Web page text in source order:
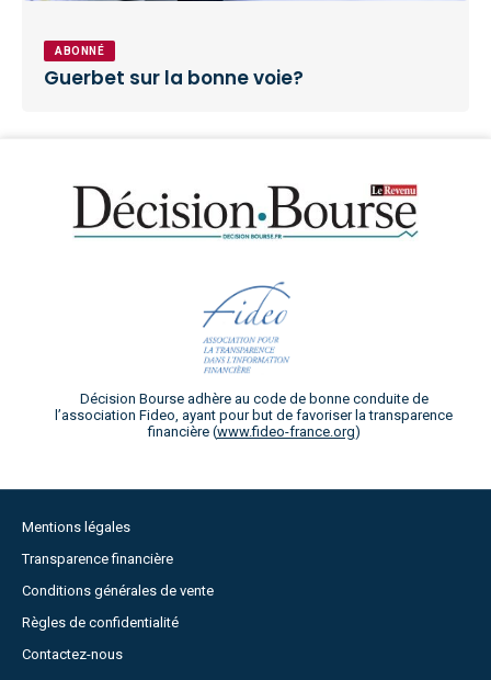
ABONNÉ
Guerbet sur la bonne voie?
Décision Bourse adhère au code de bonne conduite de
l’association Fideo, ayant pour but de favoriser la transparence
financière (www.fideo-france.org)
Mentions légales
Transparence financière
Conditions générales de vente
Règles de confidentialité
Contactez-nous